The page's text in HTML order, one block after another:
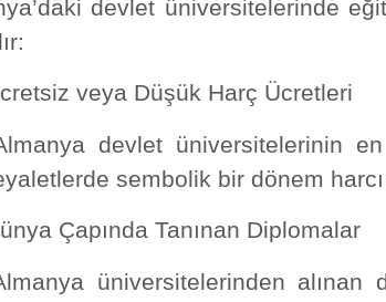
devlet üniversitelerinde
veya Düşük Harç Ücretleri
devlet üniversitelerinin
sembolik bir dönem
Çapında Tanınan Diplomalar
üniversitelerinden alınan